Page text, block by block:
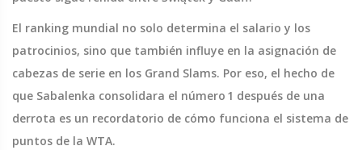
El ranking mundial no solo determina el salario y los
patrocinios, sino que también influye en la asignación de
cabezas de serie en los Grand Slams. Por eso, el hecho de
que Sabalenka consolidara el número 1 después de una
derrota es un recordatorio de cómo funciona el sistema de
puntos de la WTA.